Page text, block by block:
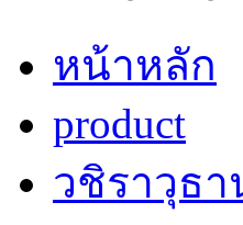
หน้าหลัก
product
วชิราวุธ